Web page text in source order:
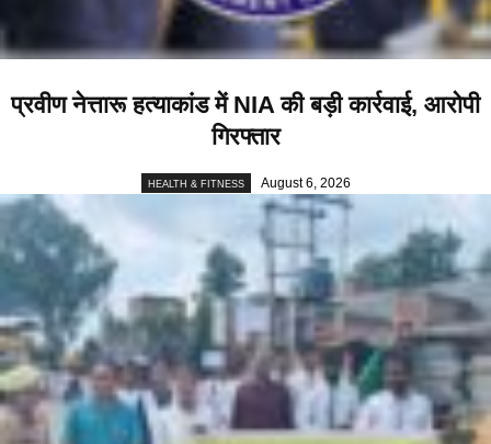
प्रवीण नेत्तारू हत्याकांड में NIA की बड़ी कार्रवाई, आरोपी
गिरफ्तार
HEALTH & FITNESS August 6, 2026